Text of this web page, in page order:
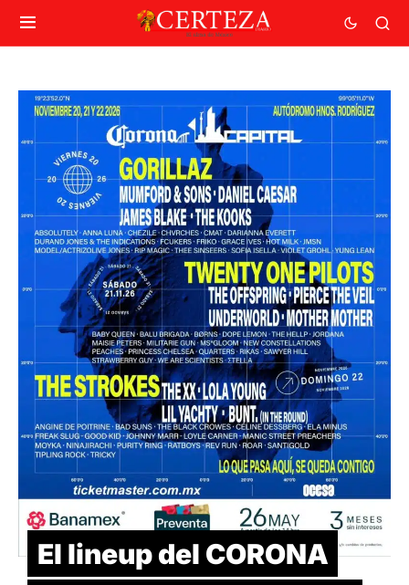
El lineup del CORONA